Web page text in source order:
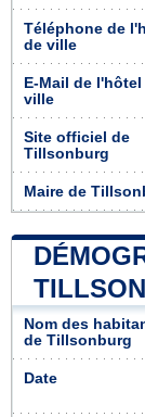
Téléphone de
de ville
E-Mail de l'hôtel
ville
Site officiel de
Tillsonburg
Maire de
Nom des
de Tillsonburg
Date